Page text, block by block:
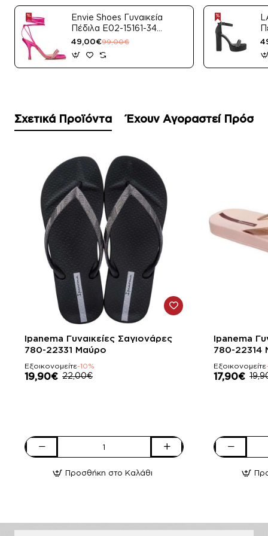
Envie Shoes Γυναικεία
Πέδιλα E02-15161-34
Μαύρο Satin
49,00€99,00€
Σχετικά Προϊόντα Έχουν Αγοραστεί
-10%
Ipanema Γυναικείες Σαγιονάρες
780-22331 Μαύρο
Εξοικονομείτε-10%
19,90€ 22,00€
Ipanema
ΣαγιονάρεςΠροσθήκη στο Καλάθι
-10%
Ipanema
780-22314
Εξοικονομείτε
17,90€
Ipanema
Σαγιονάρες